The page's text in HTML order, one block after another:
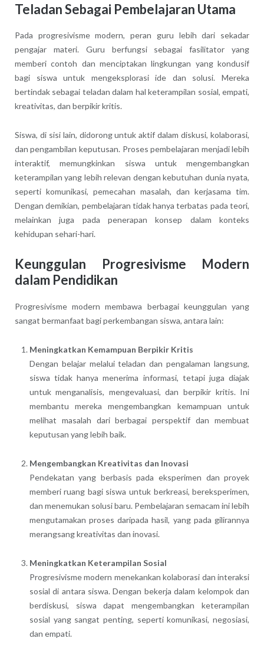
Teladan Sebagai Pembelajaran Utama
Pada progresivisme modern, peran guru lebih dari sekadar
pengajar materi. Guru berfungsi sebagai fasilitator yang
memberi contoh dan menciptakan lingkungan yang kondusif
bagi siswa untuk mengeksplorasi ide dan solusi. Mereka
bertindak sebagai teladan dalam hal keterampilan sosial, empati,
kreativitas, dan berpikir kritis.
Siswa, di sisi lain, didorong untuk aktif dalam diskusi, kolaborasi,
dan pengambilan keputusan. Proses pembelajaran menjadi lebih
interaktif, memungkinkan siswa untuk mengembangkan
keterampilan yang lebih relevan dengan kebutuhan dunia nyata,
seperti komunikasi, pemecahan masalah, dan kerjasama tim.
Dengan demikian, pembelajaran tidak hanya terbatas pada teori,
melainkan juga pada penerapan konsep dalam konteks
kehidupan sehari-hari.
Keunggulan Progresivisme Modern
dalam Pendidikan
Progresivisme modern membawa berbagai keunggulan yang
sangat bermanfaat bagi perkembangan siswa, antara lain:
Meningkatkan Kemampuan Berpikir Kritis
Dengan belajar melalui teladan dan pengalaman langsung,
siswa tidak hanya menerima informasi, tetapi juga diajak
untuk menganalisis, mengevaluasi, dan berpikir kritis. Ini
membantu mereka mengembangkan kemampuan untuk
melihat masalah dari berbagai perspektif dan membuat
keputusan yang lebih baik.
Mengembangkan Kreativitas dan Inovasi
Pendekatan yang berbasis pada eksperimen dan proyek
memberi ruang bagi siswa untuk berkreasi, bereksperimen,
dan menemukan solusi baru. Pembelajaran semacam ini lebih
mengutamakan proses daripada hasil, yang pada gilirannya
merangsang kreativitas dan inovasi.
Meningkatkan Keterampilan Sosial
Progresivisme modern menekankan kolaborasi dan interaksi
sosial di antara siswa. Dengan bekerja dalam kelompok dan
berdiskusi, siswa dapat mengembangkan keterampilan
sosial yang sangat penting, seperti komunikasi, negosiasi,
dan empati.